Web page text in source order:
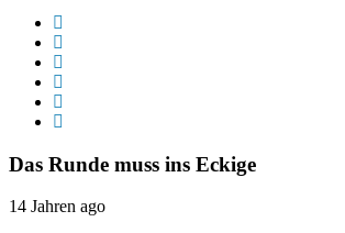
Das Runde muss ins Eckige
14 Jahren ago